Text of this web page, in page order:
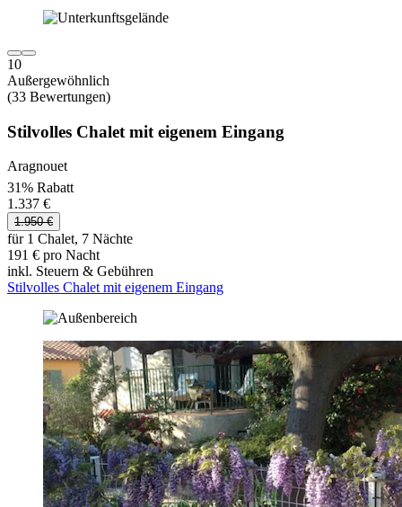
10
Außergewöhnlich
(33 Bewertungen)
Stilvolles Chalet mit eigenem Eingang
Aragnouet
31% Rabatt
1.337 €
1.950 €
für 1 Chalet, 7 Nächte
191 € pro Nacht
inkl. Steuern & Gebühren
Stilvolles Chalet mit eigenem Eingang